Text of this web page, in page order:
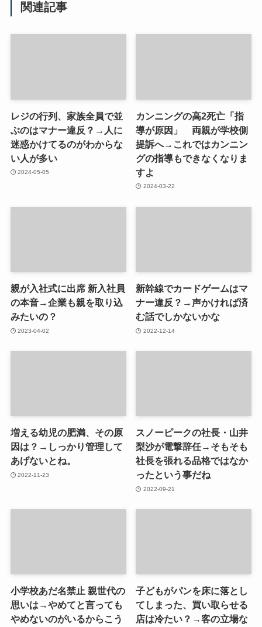
関連記事
レジの行列、家族全員で並
ぶのはマナー違反？→人に
迷惑かけてるのがわからな
い人が多い
2024-05-05
カンニングの高2死亡「指
導が原因」 両親が学校側
提訴へ→これではカンニン
グの指導もできなくなりま
すよ
2024-03-22
親が入社式に出席 新入社員
の本音→企業も親を取り込
みたいの？
2023-04-02
新幹線でカードゲームはマ
ナー違反？→声かければ済
む話でしかないかな
2022-12-14
増える幼児の肥満、その原
因は？→しっかり管理して
あげないとね。
2022-11-23
スノーピークの社長・山井
梨沙が電撃辞任→そもそも
社長を張れる品格ではなか
ったという事だね
2022-09-21
小学校あだ名禁止 親世代の
思いは→やめてと言っても
やめないのがいるからこう
子どもがパンを床に落とし
てしまった、買い取らせる
店は冷たい？→客の立場な